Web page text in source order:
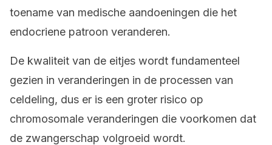
toename van medische aandoeningen die het
endocriene patroon veranderen.
De kwaliteit van de eitjes wordt fundamenteel
gezien in veranderingen in de processen van
celdeling, dus er is een groter risico op
chromosomale veranderingen die voorkomen dat
de zwangerschap volgroeid wordt.